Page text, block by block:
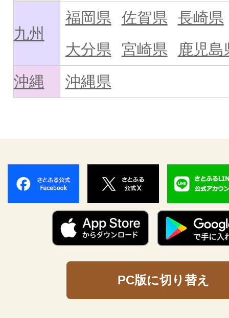
九州
福岡県 佐賀県 長崎県
大分県
宮崎県
鹿児島
沖縄
沖縄県
PC版に切り替え